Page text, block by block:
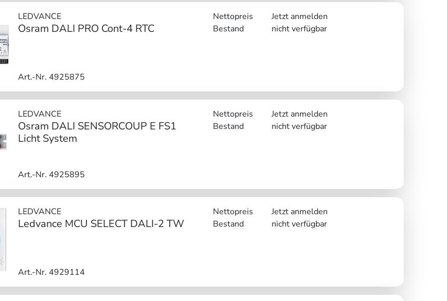
LEDVANCE
Osram DALI PRO Cont-4 RTC
Art.-Nr. 4925875
Nettopreis
Jetzt anmelden
Bestand
nicht verfügbar
LEDVANCE
Osram DALI SENSORCOUP E FS1
Licht System
Art.-Nr. 4925895
Nettopreis
Jetzt anmelden
Bestand
nicht verfügbar
LEDVANCE
Ledvance MCU SELECT DALI-2 TW
Art.-Nr. 4929114
Nettopreis
Jetzt anmelden
Bestand
nicht verfügbar